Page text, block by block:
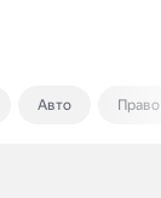
Авто Право